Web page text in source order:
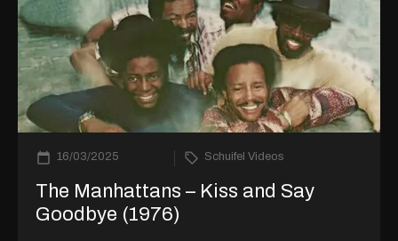
16/03/2025 Schuifel Videos
The Manhattans – Kiss and Say
Goodbye (1976)